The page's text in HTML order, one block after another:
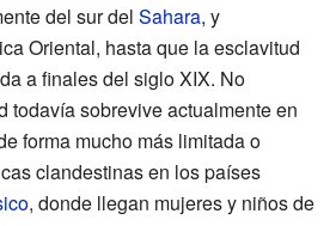
del sur del Sahara, y
Oriental, hasta que la esclavitud
a finales del siglo XIX. No
todavía sobrevive actualmente en
forma mucho más limitada o
clandestinas en los países
, donde llegan mujeres y niños de